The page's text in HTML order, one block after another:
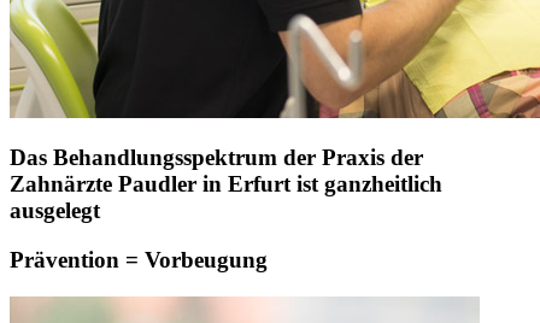
Das Behandlungsspektrum der Praxis der
Zahnärzte Paudler in Erfurt ist ganzheitlich
ausgelegt
Prävention = Vorbeugung